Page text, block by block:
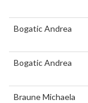
Bogatic Andrea
Bogatic Andrea
Braune Michaela